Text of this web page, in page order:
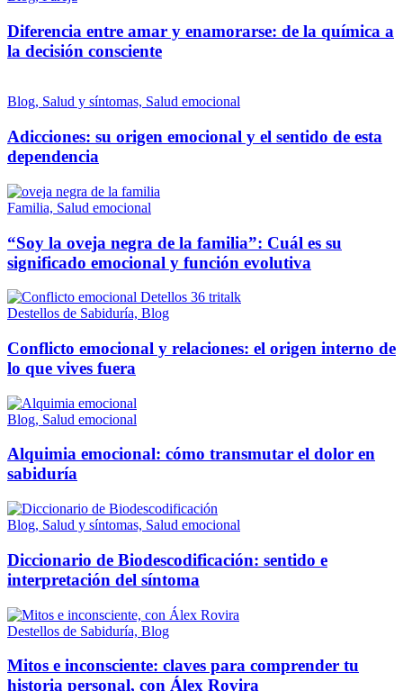
Diferencia entre amar y enamorarse: de la química a
la decisión consciente
Blog, Salud y síntomas, Salud emocional
Adicciones: su origen emocional y el sentido de esta
dependencia
Familia, Salud emocional
“Soy la oveja negra de la familia”: Cuál es su
significado emocional y función evolutiva
Destellos de Sabiduría, Blog
Conflicto emocional y relaciones: el origen interno de
lo que vives fuera
Blog, Salud emocional
Alquimia emocional: cómo transmutar el dolor en
sabiduría
Blog, Salud y síntomas, Salud emocional
Diccionario de Biodescodificación: sentido e
interpretación del síntoma
Destellos de Sabiduría, Blog
Mitos e inconsciente: claves para comprender tu
historia personal, con Álex Rovira